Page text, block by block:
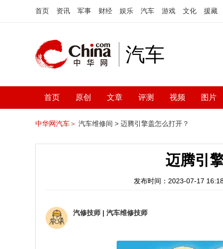
首页 资讯 军事 财经 娱乐 汽车 游戏 文化 援藏
汽车
首页 原创 文章 评测 视频 图片
中华网汽车＞ 汽车维修间 > 迈腾引擎盖怎么打开？
迈腾引
发布时间：2023-07-17
汽修技师 | 汽车维修技师